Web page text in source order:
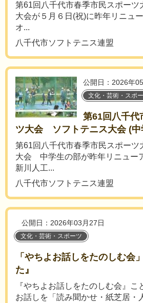
第61回八千代市春季市民スポー
大会が５月６日(祝)に昨年リニュ
オ...
八千代市ソフトテニス連盟
公開日：2026年
文化・芸術・スポ
第61回八千代
ツ大会 ソフトテニス大会 (中
第61回八千代市春季市民スポー
大会 中学生の部が昨年リニュー
新川人工...
八千代市ソフトテニス連盟
公開日：2026年03月27日
文化・芸術・スポーツ
「やちよお話しをたのしむ会
た』
『やちよお話しをたのしむ会』こ
お話しを「読み聞かせ・紙芝居・